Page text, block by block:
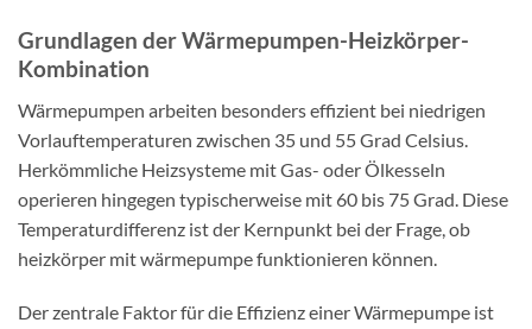
Grundlagen der Wärmepumpen-Heizkörper-
Kombination
Wärmepumpen arbeiten besonders effizient bei niedrigen
Vorlauftemperaturen zwischen 35 und 55 Grad Celsius.
Herkömmliche Heizsysteme mit Gas- oder Ölkesseln
operieren hingegen typischerweise mit 60 bis 75 Grad. Diese
Temperaturdifferenz ist der Kernpunkt bei der Frage, ob
heizkörper mit wärmepumpe funktionieren können.
Der zentrale Faktor für die Effizienz einer Wärmepumpe ist